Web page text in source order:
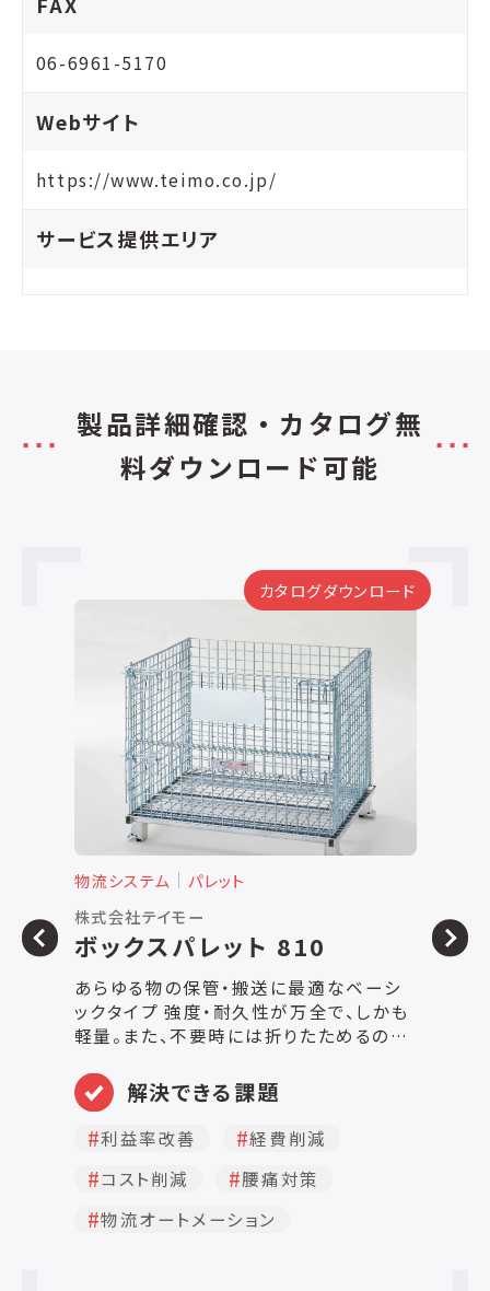
06-6961-5170
Webサイト
https://www.teimo.co.jp/
サービス提供エリア
製品詳細確認・カタログ無
料ダウンロード可能
カタログダウンロード
物流システム
パレット
株式会社テイモー
ボックスパレット 810
あらゆる物の保管・搬送に最適なベーシ
ックタイプ 強度・耐久性が万全で、しかも
軽量。また、不要時には折りたためるの
のカラー塗装や表面処理を溶融亜鉛メッ
キ仕様に変更する事も可能です。
解決できる課題
利益率改善
経費削減
コスト削減
腰痛対策
物流オートメーション